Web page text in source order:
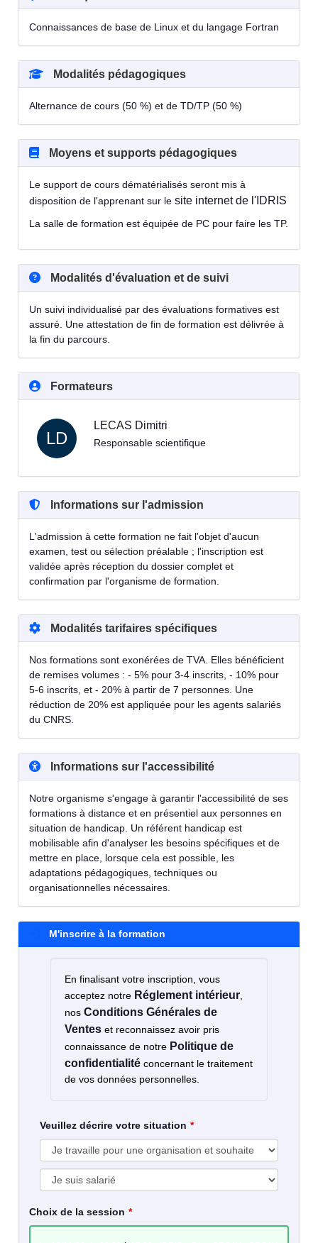
Connaissances de base de Linux et du langage Fortran
Modalités pédagogiques
Alternance de cours (50 %) et de TD/TP (50 %)
Moyens et supports pédagogiques
Le support de cours dématérialisés seront mis à
disposition de l'apprenant sur le site internet de l'IDRIS
La salle de formation est équipée de PC pour faire les TP.
Modalités d'évaluation et de suivi
Un suivi individualisé par des évaluations formatives est
assuré. Une attestation de fin de formation est délivrée à
la fin du parcours.
Formateurs
LD
LECAS Dimitri
Responsable scientifique
Informations sur l'admission
L'admission à cette formation ne fait l'objet d'aucun
examen, test ou sélection préalable ; l'inscription est
validée après réception du dossier complet et
confirmation par l'organisme de formation.
Modalités tarifaires spécifiques
Nos formations sont exonérées de TVA. Elles bénéficient
de remises volumes : - 5% pour 3-4 inscrits, - 10% pour
5-6 inscrits, et - 20% à partir de 7 personnes. Une
réduction de 20% est appliquée pour les agents salariés
du CNRS.
Informations sur l'accessibilité
Notre organisme s'engage à garantir l'accessibilité de ses
formations à distance et en présentiel aux personnes en
situation de handicap. Un référent handicap est
mobilisable afin d'analyser les besoins spécifiques et de
mettre en place, lorsque cela est possible, les
adaptations pédagogiques, techniques ou
organisationnelles nécessaires.
M'inscrire à la formation
En finalisant votre inscription, vous
acceptez notre Réglement intérieur,
nos Conditions Générales de
Ventes et reconnaissez avoir pris
connaissance de notre Politique de
confidentialité concernant le traitement
de vos données personnelles.
Veuillez décrire votre situation
Choix de la session